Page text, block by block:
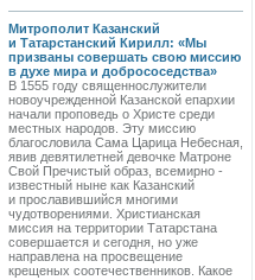
Митрополит Казанский
и Татарстанский Кирилл: «Мы
призваны совершать свою миссию
в духе мира и добрососедства»
В 1555 году священнослужители
новоучрежденной Казанской епархии
начали проповедь о Христе среди
местных народов. Эту миссию
благословила Сама Царица Небесная,
явив девятилетней девочке Матроне
Свой Пречистый образ, всемирно ­
известный ныне как Казанский
и прославившийся многими
чудотворениями. Христианская
миссия на территории Татарстана
совершается и сегодня, но уже
направлена на просвещение
крещеных соотечественников. Какое